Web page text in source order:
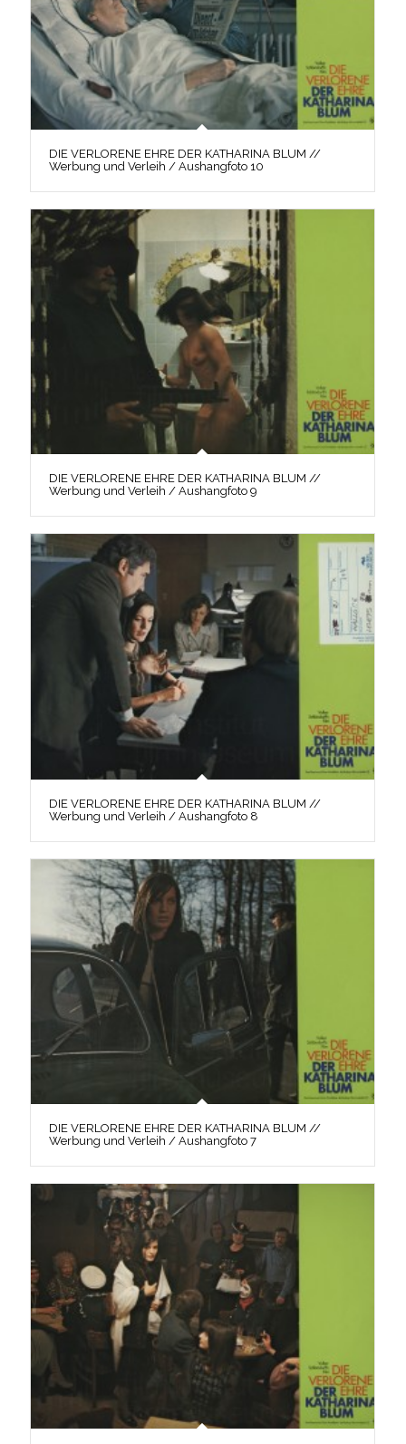
DIE VERLORENE EHRE DER KATHARINA BLUM //
Werbung und Verleih / Aushangfoto 10
DIE VERLORENE EHRE DER KATHARINA BLUM //
Werbung und Verleih / Aushangfoto 9
DIE VERLORENE EHRE DER KATHARINA BLUM //
Werbung und Verleih / Aushangfoto 8
DIE VERLORENE EHRE DER KATHARINA BLUM //
Werbung und Verleih / Aushangfoto 7